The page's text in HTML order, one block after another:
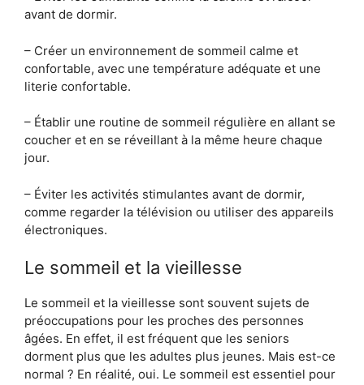
avant de dormir.
– Créer un environnement de sommeil calme et
confortable, avec une température adéquate et une
literie confortable.
– Établir une routine de sommeil régulière en allant se
coucher et en se réveillant à la même heure chaque
jour.
– Éviter les activités stimulantes avant de dormir,
comme regarder la télévision ou utiliser des appareils
électroniques.
Le sommeil et la vieillesse
Le sommeil et la vieillesse sont souvent sujets de
préoccupations pour les proches des personnes
âgées. En effet, il est fréquent que les seniors
dorment plus que les adultes plus jeunes. Mais est-ce
normal ? En réalité, oui. Le sommeil est essentiel pour